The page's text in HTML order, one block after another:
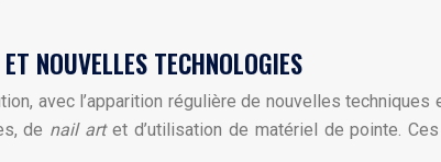
NOUVELLES TECHNOLOGIES
avec l’apparition régulière de nouvelles
de nail artet d’utilisation de matériel de pointe.